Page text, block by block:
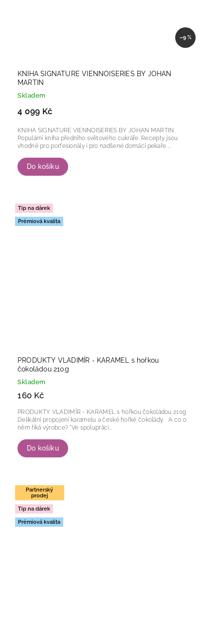
–9 %
KNIHA SIGNATURE VIENNOISERIES BY JOHAN
MARTIN
Skladem
4 099 Kč
Do košíku
KNIHA SIGNATURE VIENNOISERIES BY JOHAN MARTIN
Populární kniha předního světového cukráře. Recepty jsou
vhodné pro porfesionály i pro nadšené domácí pekaře....
Tip na dárek
Prémiová kvalita
PRODUKTY VLADIMÍR - KARAMEL s hořkou
čokoládou 210g
Skladem
160 Kč
Do košíku
PRODUKTY VLADIMÍR - KARAMEL s hořkou čokoládou 210g
Delikátní propojení karamelu a české hořké čokolády. A co o
něm říká výrobce? "Ve spolupráci...
Partnerský
prodej
Tip na dárek
Prémiová kvalita